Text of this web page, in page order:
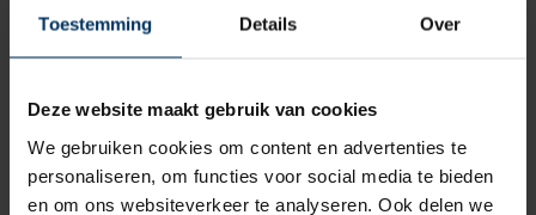
Toestemming Details Over
Deze website maakt gebruik van cookies
We gebruiken cookies om content en advertenties te
personaliseren, om functies voor social media te bieden
en om ons websiteverkeer te analyseren. Ook delen we